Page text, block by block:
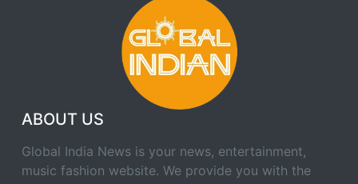
ABOUT US
Global India News is your news, entertainment,
music fashion website. We provide you with the